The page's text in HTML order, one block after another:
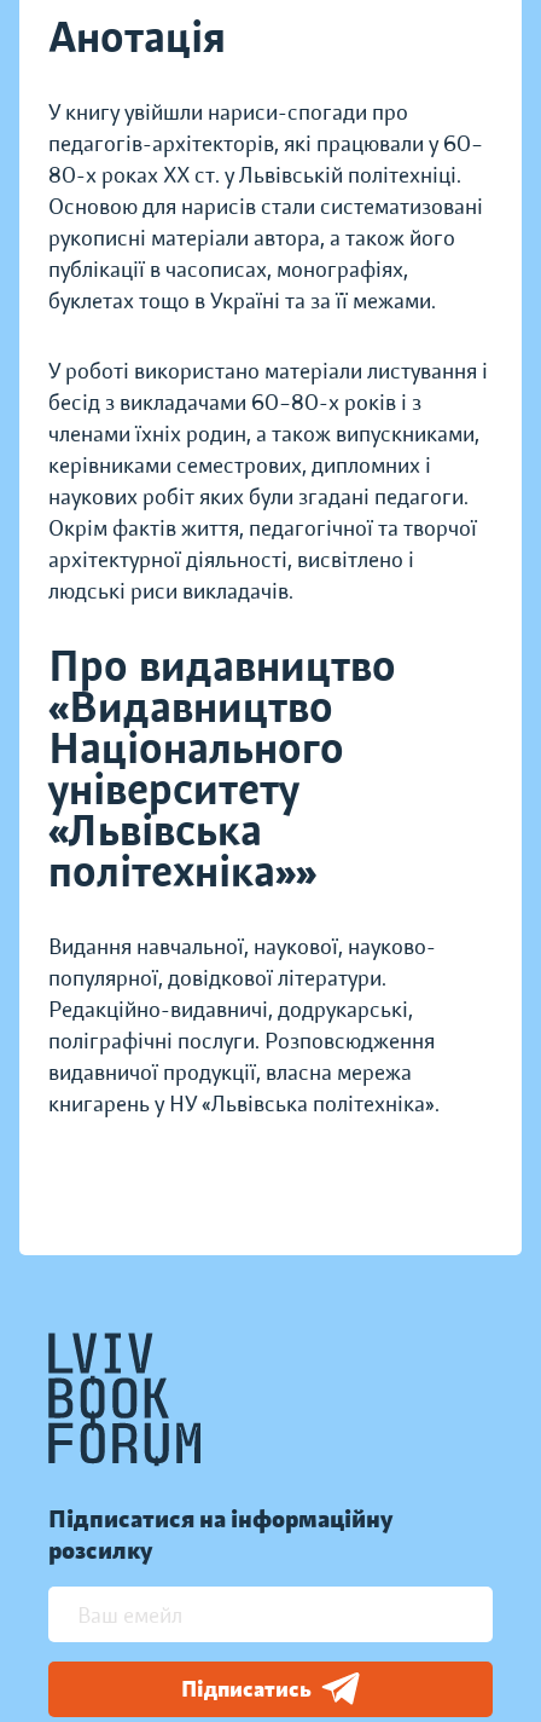
Анотація
У книгу увійшли нариси-спогади про
педагогів-архітекторів, які працювали у 60–
80-х роках ХХ ст. у Львівській політехніці.
Основою для нарисів стали систематизовані
рукописні матеріали автора, а також його
публікації в часописах, монографіях,
буклетах тощо в Україні та за її межами.
У роботі використано матеріали листування і
бесід з викладачами 60–80-х років і з
членами їхніх родин, а також випускниками,
керівниками семестрових, дипломних і
наукових робіт яких були згадані педагоги.
Окрім фактів життя, педагогічної та творчої
архітектурної діяльності, висвітлено і
людські риси викладачів.
Про видавництво
«Видавництво
Національного
університету
«Львівська
політехніка»»
Видання навчальної, наукової, науково-
популярної, довідкової літератури.
Редакційно-видавничі, додрукарські,
поліграфічні послуги. Розповсюдження
видавничої продукції, власна мережа
книгарень у НУ «Львівська політехніка».
Підписатися на інформаційну
розсилку
Підписатись